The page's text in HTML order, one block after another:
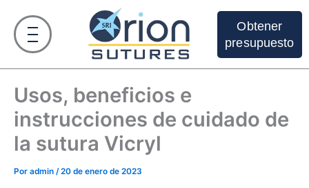
contenido
Obtener
presupuesto
Usos, beneficios e
instrucciones de cuidado de
la sutura Vicryl
Por admin /20 de enero de 2023